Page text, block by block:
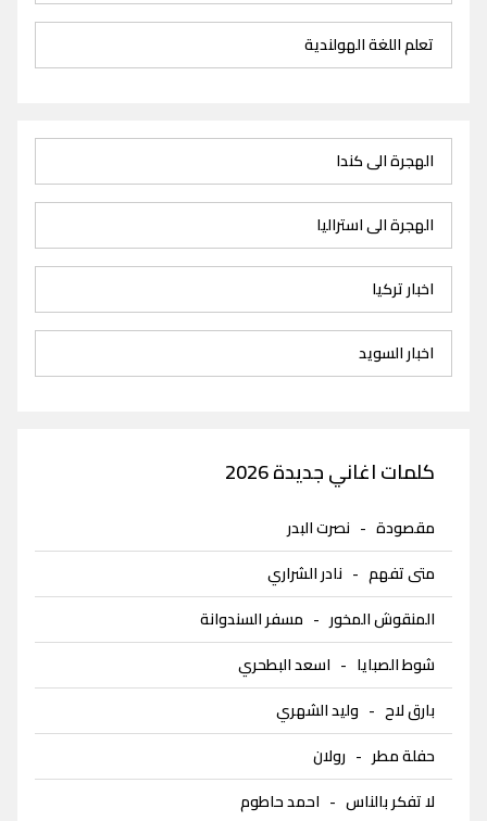
تعلم اللغة الهولندية
الهجرة الى كندا
الهجرة الى استراليا
اخبار تركيا
اخبار السويد
كلمات اغاني جديدة 2026
مقصودة - نصرت البدر
متى تفهم - نادر الشراري
المنقوش المخور - مسفر السندوانة
شوط الصبايا - اسعد البطحري
بارق لاح - وليد الشهري
حفلة مطر - رولان
لا تفكر بالناس - احمد حاطوم